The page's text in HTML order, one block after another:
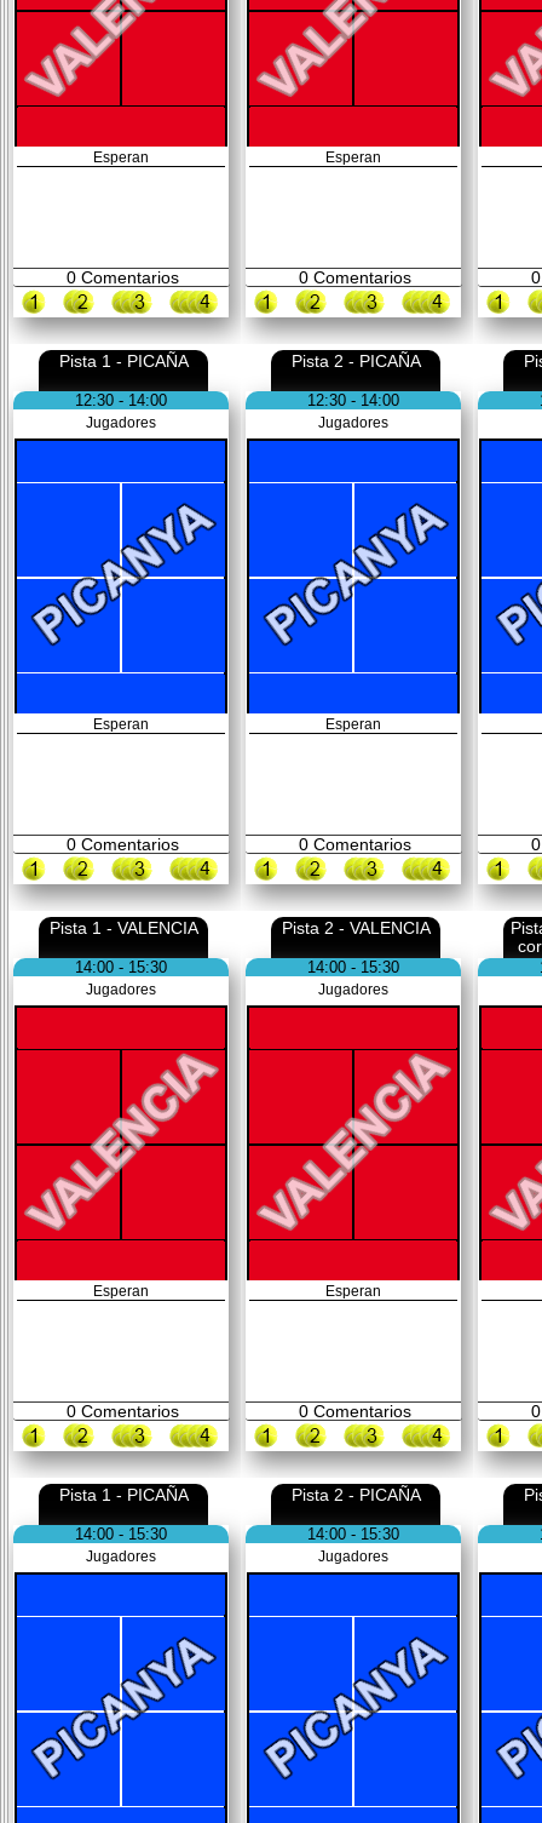
Esperan
0Comentarios
Esperan
0Comentarios 0
Pista 1 - PICAÑA
12:30 - 14:00
Jugadores
Esperan
0Comentarios
Pista 2 - PICAÑA
12:30 - 14:00
Jugadores
Esperan
0Comentarios 0
Pista 1 - VALENCIA
14:00 - 15:30
Jugadores
Esperan
0Comentarios
Pista 2 - VALENCIA
14:00 - 15:30
Jugadores
Esperan
0Comentarios 0
Pista 1 - PICAÑA
14:00 - 15:30
Jugadores
Pista 2 - PICAÑA
14:00 - 15:30
Jugadores